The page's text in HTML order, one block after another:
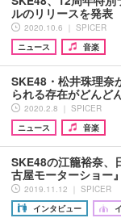
ルのリリースを発表
2020.10.6 ｜ SPICER
ニュース
音楽
SKE48・松井珠理
られる存在がどんど
2020.2.8 ｜ SPICER
ニュース
音楽
SKE48の江籠裕奈、
古屋モーターショー
2019.11.12 ｜ SPICER
インタビュー